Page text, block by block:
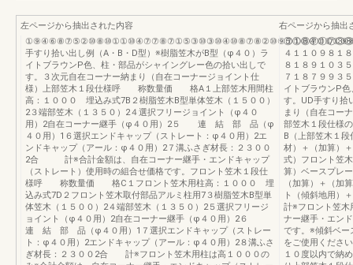
左ページから抽出された内容
手すり拾い出し例（A・B・D型）※樹脂笠木がB型（φ４０）ラ
イトブラウンP色、柱・部品がシャイングレー色の拾い出しで
す。３次元自在コーナー納まり（自在コーナージョイント仕
様）上部笠木１段仕様呼 称数量価 格A１上部笠木用間柱
高：１０００ 埋込み式7B２樹脂笠木B型単体笠木（１５００）
2３端部笠木（１３５０）2４選択フリージョイント（φ４０
用）2自在コーナー継手（φ４０用）2５ 連 結 部 品（φ
４０用）1６選択エンドキャップ（ストレート：φ４０用）2エ
ンドキャップ（アール：φ４０用）2７溝ふさぎ材長：２３００
2合 計※合計金額は、自在コーナー継手・エンドキャップ
（ストレート）使用時の組合せ価格です。フロント笠木１段仕
様呼 称数量価 格C１フロント笠木用柱高：１０００ 埋
込み式7D２フロント笠木取付部品アルミ柱用7３樹脂笠木B型単
体笠木（１５００）2４端部笠木（１３５０）2５選択フリージ
ョイント（φ４０用）2自在コーナー継手（φ４０用）2６
連 結 部 品（φ４０用）1７選択エンドキャップ（ストレー
ト：φ４０用）2エンドキャップ（アール：φ４０用）2８溝ふさ
ぎ材長：２３００2合 計※フロント笠木用柱は高１０００の
右ページから抽出
４１１０９８１
８１８９１０３
７１８７９９３
イトブラウンP
す。UD手すり拾
まり（自在コー
部笠木１段仕様
B（上部笠木１
材）＋（加算）
式）フロント笠
算）ベースプレ
（加算）＋（加
ト（傾斜地用）
計※フロント笠木
ナー継手・エン
です。※傾斜ベー
をご使用くださ
１０度以内で納